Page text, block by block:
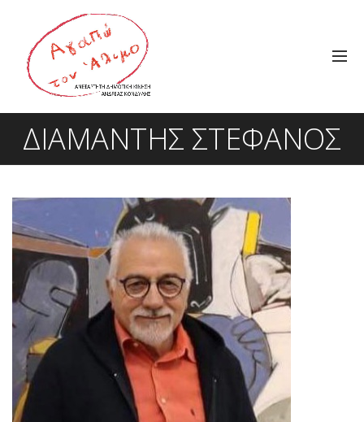
ΔΙΑΜΑΝΤΉΣ ΣΤΈΦΑΝΟΣ